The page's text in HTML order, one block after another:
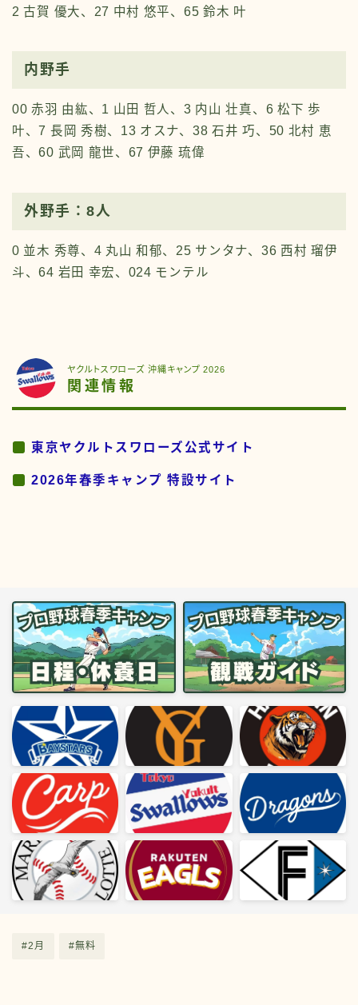
2 古賀 優大、27 中村 悠平、65 鈴木 叶
内野手
00 赤羽 由紘、1 山田 哲人、3 内山 壮真、6 松下 歩
叶、7 長岡 秀樹、13 オスナ、38 石井 巧、50 北村 恵
吾、60 武岡 龍世、67 伊藤 琉偉
外野手：8人
0 並木 秀尊、4 丸山 和郁、25 サンタナ、36 西村 瑠伊
斗、64 岩田 幸宏、024 モンテル
ヤクルトスワローズ 沖縄キャンプ 2026
関連情報
東京ヤクルトスワローズ公式サイト
2026年春季キャンプ 特設サイト
#2月 #無料